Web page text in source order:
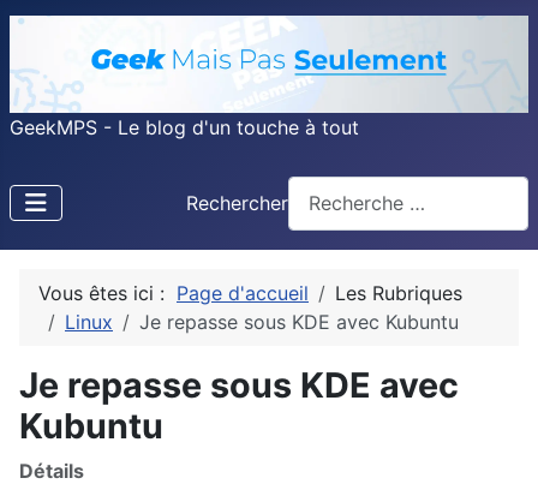
GeekMPS - Le blog d'un touche à tout
Rechercher
Vous êtes ici : Page d'accueil
Les Rubriques
Linux
Je repasse sous KDE avec Kubuntu
Je repasse sous KDE avec
Kubuntu
Détails